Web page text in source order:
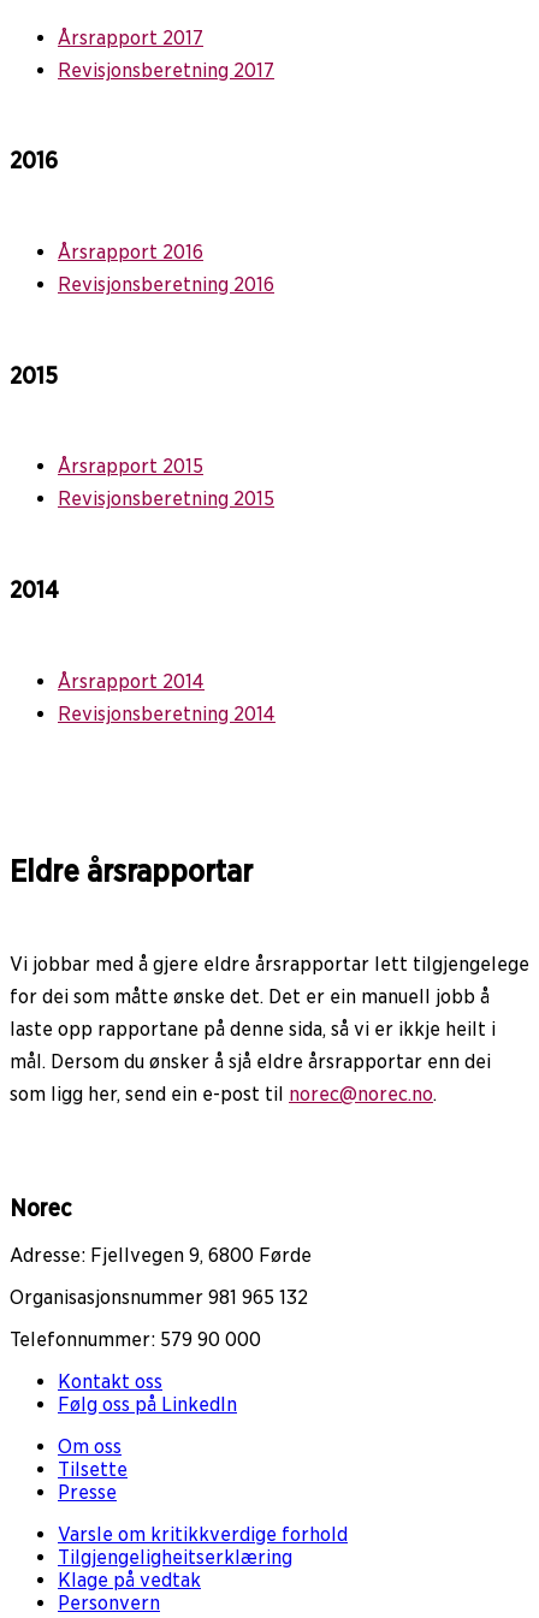
Årsrapport 2017
Revisjonsberetning 2017
2016
Årsrapport 2016
Revisjonsberetning 2016
2015
Årsrapport 2015
Revisjonsberetning 2015
2014
Årsrapport 2014
Revisjonsberetning 2014
Eldre årsrapportar
Vi jobbar med å gjere eldre årsrapportar lett tilgjengelege
for dei som måtte ønske det. Det er ein manuell jobb å
laste opp rapportane på denne sida, så vi er ikkje heilt i
mål. Dersom du ønsker å sjå eldre årsrapportar enn dei
som ligg her, send ein e-post til norec@norec.no.
Norec
Adresse: Fjellvegen 9, 6800 Førde
Organisasjonsnummer 981 965 132
Telefonnummer: 579 90 000
Kontakt oss
Følg oss på LinkedIn
Om oss
Tilsette
Presse
Varsle om kritikkverdige forhold
Tilgjengeligheitserklæring
Klage på vedtak
Personvern